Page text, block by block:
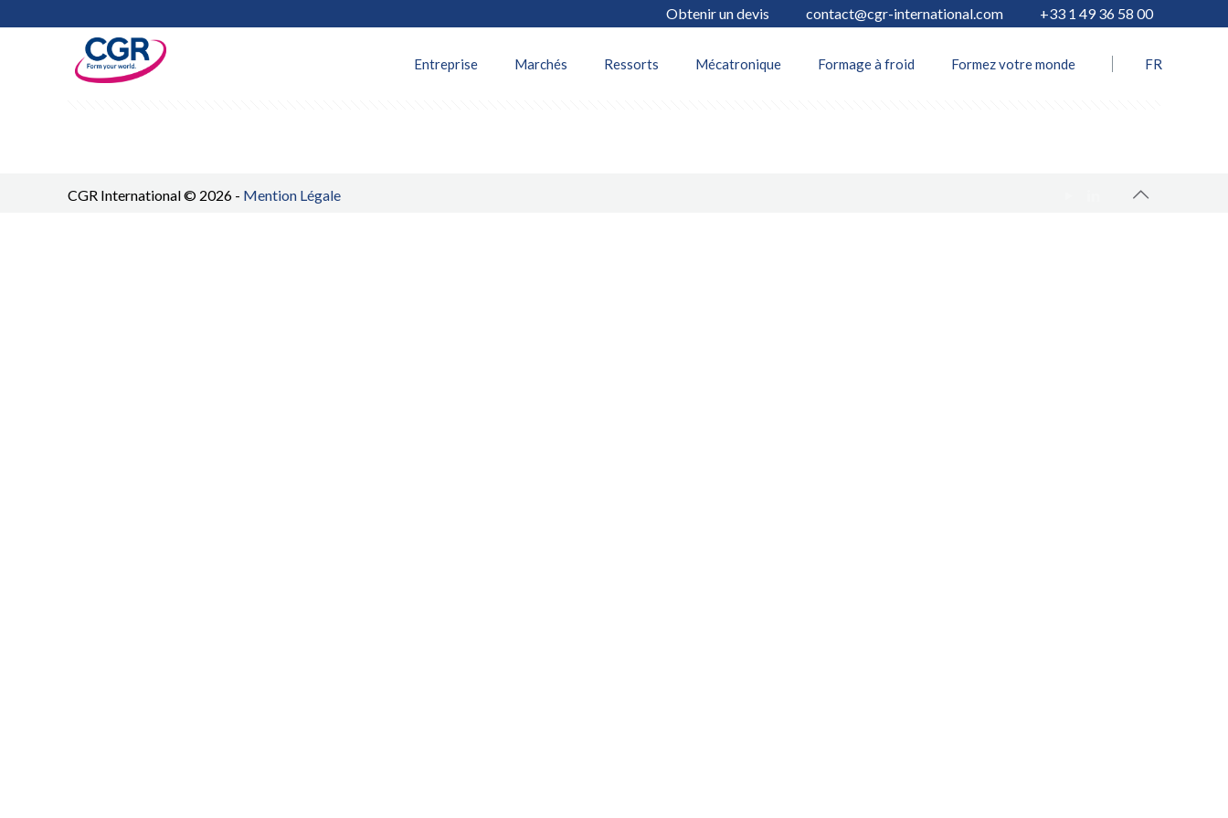
Obtenir un devis contact@cgr-international.com +33 1 49 36 58 00
Entreprise Marchés Ressorts Mécatronique Formage à froid Formez votre monde FR
Filter by Show all
CGR International © 2026 - Mention Légale